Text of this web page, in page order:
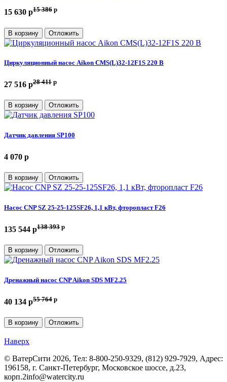
15 630 p15 386 p
В корзину Отложить
Циркуляционный насос Aikon CMS(L)32-12F1S 220 В
27 516 p28 411 p
В корзину Отложить
Датчик давления SP100
4 070 p
В корзину Отложить
Насос CNP SZ 25-25-125SF26, 1,1 кВт, фторопласт F26
135 544 p138 393 p
В корзину Отложить
Дренажный насос CNP Aikon SDS MF2.25
40 134 p55 764 p
В корзину Отложить
Наверх
© ВатерСити 2026, Тел: 8-800-250-9329, (812) 929-7929, Адрес:
196158, г. Санкт-Петербург, Московское шоссе, д.23,
корп.2info@watercity.ru